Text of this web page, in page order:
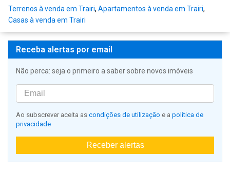
Terrenos à venda em Trairi, Apartamentos à venda em Trairi,
Casas à venda em Trairi
Receba alertas por email
Não perca: seja o primeiro a saber sobre novos imóveis
Ao subscrever aceita as condições de utilização e a política de
privacidade
Receber alertas